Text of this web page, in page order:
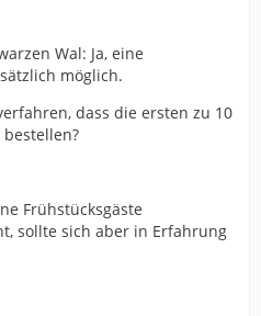
Wal: Ja, eine
möglich.
dass die ersten zu 10
Frühstücksgäste
sollte sich aber in Erfahrung